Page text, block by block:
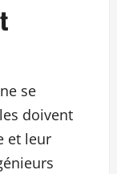
se
doivent
et leur